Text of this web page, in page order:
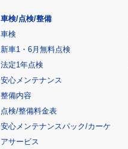
車検/点検/整備
車検
新車1・6月無料点検
法定1年点検
安心メンテナンス
整備内容
点検/整備料金表
安心メンテナンスパック/カーケ
アサービス